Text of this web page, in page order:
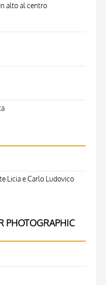
alto al centro
Licia e Carlo Ludovico
PHOTOGRAPHIC